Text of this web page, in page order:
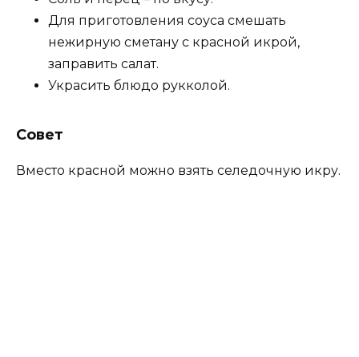
Для приготовления соуса смешать
нежирную сметану с красной икрой,
заправить салат.
Украсить блюдо рукколой.
Совет
Вместо красной можно взять селедочную икру.